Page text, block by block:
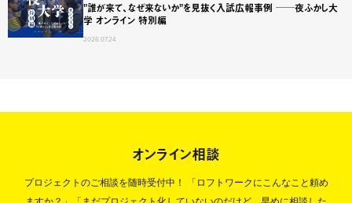
"誰が来て、なぜ来ないか"を見抜く入試広報事例 ──夜ふかし大
学 オンライン 特別編
2026.07.24
オンライン相談
プロジェクトのご相談を随時受付中！
「ロフトワークにこんなこと頼め